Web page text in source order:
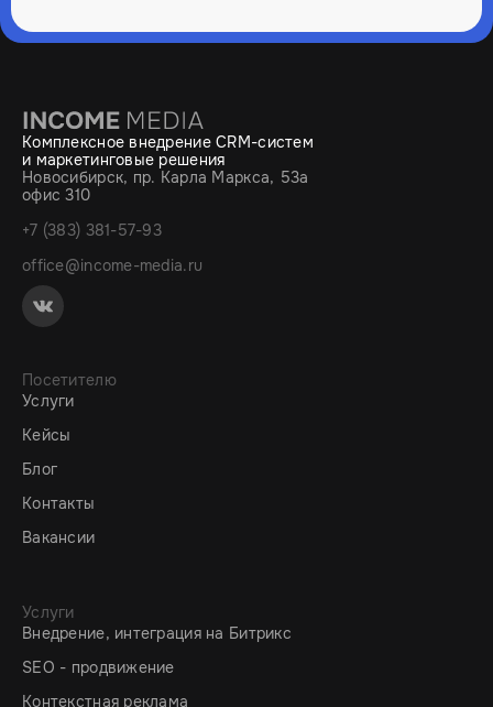
Комплексное внедрение CRM-систем
и маркетинговые решения
Новосибирск, пр. Карла Маркса, 53а
офис 310
+7 (383) 381-57-93
office@income-media.ru
Услуги
Внедрение, интеграция на Битрикс
SEO - продвижение
Контекстная реклама
Посетителю
Услуги
Кейсы
Блог
Контакты
Вакансии